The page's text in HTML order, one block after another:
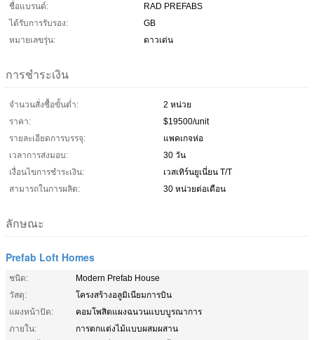
ชื่อแบรนด์:
RAD PREFABS
ได้รับการรับรอง:
GB
หมายเลขรุ่น:
ดาวเด่น
การชำระเงิน
จำนวนสั่งซื้อขั้นต่ำ:
2 หน่วย
ราคา:
$19500/unit
รายละเอียดการบรรจุ:
แพคเกจห่อ
เวลาการส่งมอบ:
30 วัน
เงื่อนไขการชำระเงิน:
เวสเทิร์นยูเนี่ยน T/T
สามารถในการผลิต:
30 หน่วยต่อเดือน
ลักษณะ
Prefab Loft Homes
ชนิด:
Modern Prefab House
วัสดุ:
โครงสร้างอลูมิเนียมการบิน
แผงหน้าปัด:
คอมโพสิตแผงฉนวนแบบบูรณาการ
ภายใน:
การตกแต่งไม้แบบผสมผสาน